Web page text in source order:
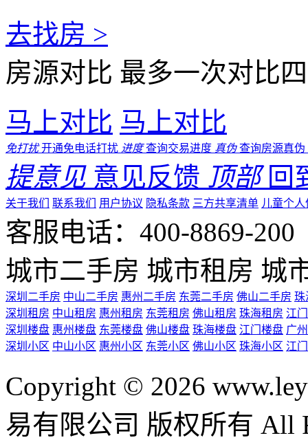
去找房 >
房源对比 最多一次对比
马上对比 马上对比
免打扰 开通免电话打扰 进度 查询交易进度 真伪 查询房源真伪
提意见 意见反馈 顶部 回
关于我们 联系我们 用户协议 隐私条款 三方共享清单 儿童个
客服电话：400-8869-200
城市二手房 城市租房 城
深圳二手房 中山二手房 惠州二手房 东莞二手房 佛山二手房 珠
深圳租房 中山租房 惠州租房 东莞租房 佛山租房 珠海租房 江
深圳楼盘 惠州楼盘 东莞楼盘 佛山楼盘 珠海楼盘 江门楼盘 广
深圳小区 中山小区 惠州小区 东莞小区 佛山小区 珠海小区 江
Copyright © 2026
易有限公司 版权所有 All